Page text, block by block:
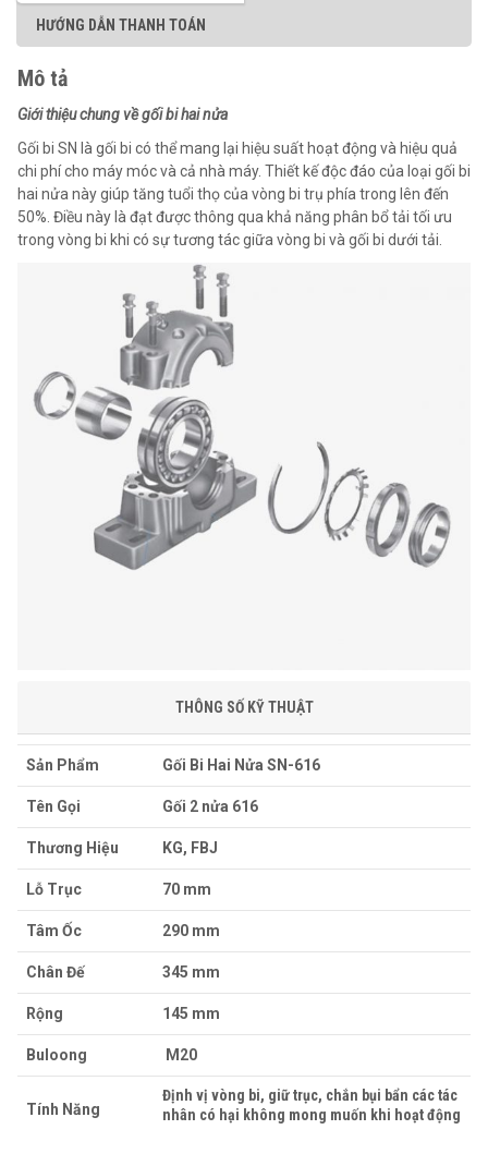
HƯỚNG DẪN THANH TOÁN
Mô tả
Giới thiệu chung về gối bi hai nửa
Gối bi SN là gối bi có thể mang lại hiệu suất hoạt động và hiệu quả
chi phí cho máy móc và cả nhà máy. Thiết kế độc đáo của loại gối bi
hai nửa này giúp tăng tuổi thọ của vòng bi trụ phía trong lên đến
50%. Điều này là đạt được thông qua khả năng phân bổ tải tối ưu
trong vòng bi khi có sự tương tác giữa vòng bi và gối bi dưới tải.
THÔNG SỐ KỸ THUẬT
Sản Phẩm Gối Bi Hai Nửa SN-616
Tên Gọi Gối 2 nửa 616
Thương Hiệu KG, FBJ
Lỗ Trục 70 mm
Tâm Ốc 290 mm
Chân Đế 345 mm
Rộng 145 mm
Buloong M20
Tính Năng
Định vị vòng bi, giữ trục, chắn bụi bẩn các tác
nhân có hại không mong muốn khi hoạt động